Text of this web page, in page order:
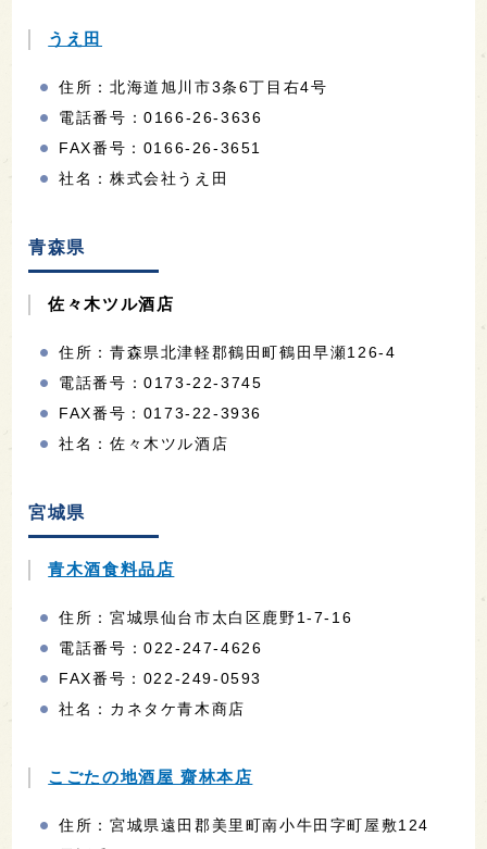
うえ田
住所：北海道旭川市3条6丁目右4号
電話番号：0166-26-3636
FAX番号：0166-26-3651
社名：株式会社うえ田
青森県
佐々木ツル酒店
住所：青森県北津軽郡鶴田町鶴田早瀬126-4
電話番号：0173-22-3745
FAX番号：0173-22-3936
社名：佐々木ツル酒店
宮城県
青木酒食料品店
住所：宮城県仙台市太白区鹿野1-7-16
電話番号：022-247-4626
FAX番号：022-249-0593
社名：カネタケ青木商店
こごたの地酒屋 齋林本店
住所：宮城県遠田郡美里町南小牛田字町屋敷124